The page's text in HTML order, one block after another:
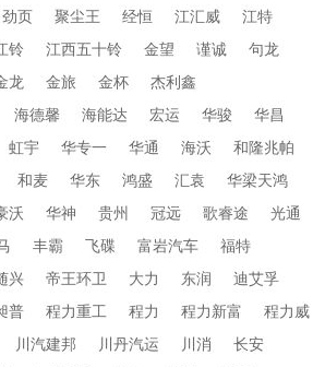
劲页 聚尘王 经恒 江汇威
江特
铃 江西五十铃 金望 谨诚
句龙
龙 金旅 金杯
杰利鑫
海德馨 海能达 宏运 华骏
华昌
虹宇 华专一 华通 海沃
和隆兆帕
和麦 华东 鸿盛 汇袁
华梁天鸿
沃 华神 贵州 冠远 歌睿途
光通
丰霸 飞碟 富岩汽车
福特
兴 帝王环卫 大力 东润
迪艾孚
普 程力重工 程力 程力新富
程力威
川汽建邦 川丹汽运 川消
长安